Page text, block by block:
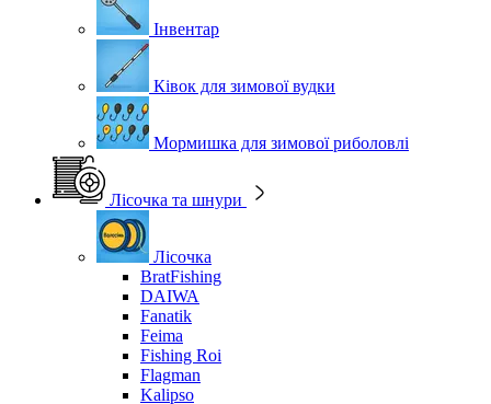
Інвентар
Ківок для зимової вудки
Мормишка для зимової риболовлі
Лісочка та шнури
Лісочка
BratFishing
DAIWA
Fanatik
Feima
Fishing Roi
Flagman
Kalipso